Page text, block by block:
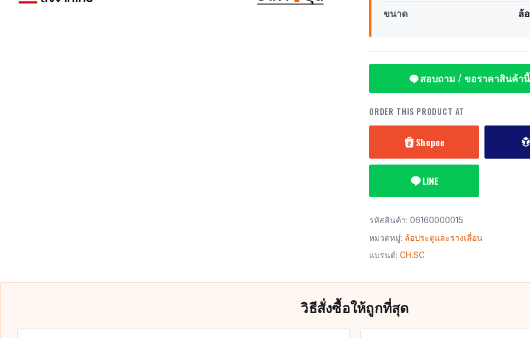
ขนาด ล้
สอบถาม / ขอราคาสินค้านี้
ORDER THIS PRODUCT AT
Shopee
LINE
รหัสสินค้า: 06160000015
หมวดหมู่: ล้อประตูและรางเลื่อน
แบรนด์: CH.SC
วิธีสั่งซื้อให้ถูกที่สุด